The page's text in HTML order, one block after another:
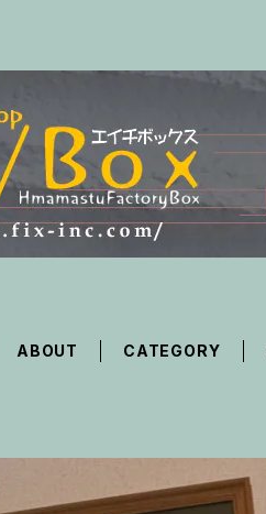
ABOUT CATEGORY